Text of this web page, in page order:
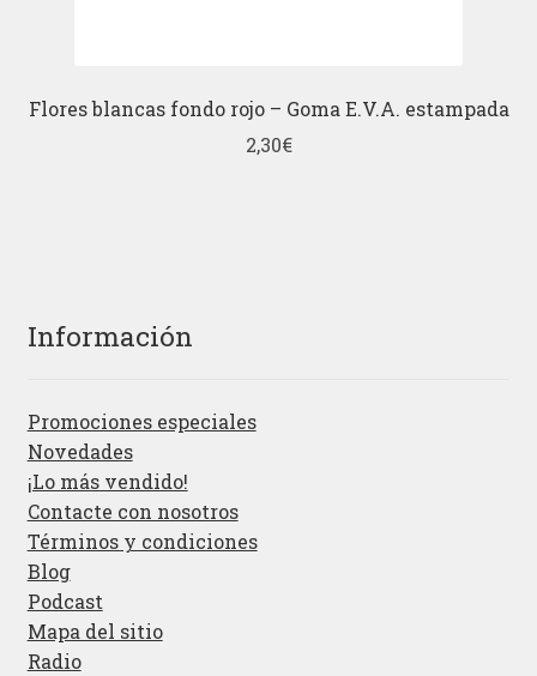
Flores blancas fondo rojo – Goma E.V.A. estampada
2,30€
Información
Promociones especiales
Novedades
¡Lo más vendido!
Contacte con nosotros
Términos y condiciones
Blog
Podcast
Mapa del sitio
Radio